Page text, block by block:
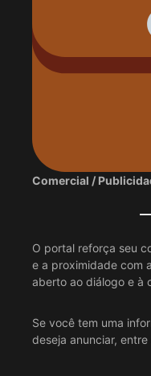
Comercial /
O portal reforça seu
e a proximidade com
aberto ao diálogo e à
Se você tem uma
deseja anunciar,